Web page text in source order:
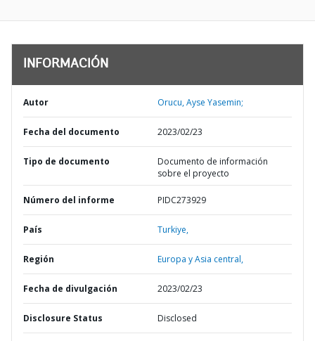
INFORMACIÓN
Autor Orucu, Ayse Yasemin;
Fecha del documento 2023/02/23
Tipo de documento
Documento de información
sobre el proyecto
Número del informe PIDC273929
País Turkiye,
Región Europa y Asia central,
Fecha de divulgación 2023/02/23
Disclosure Status Disclosed